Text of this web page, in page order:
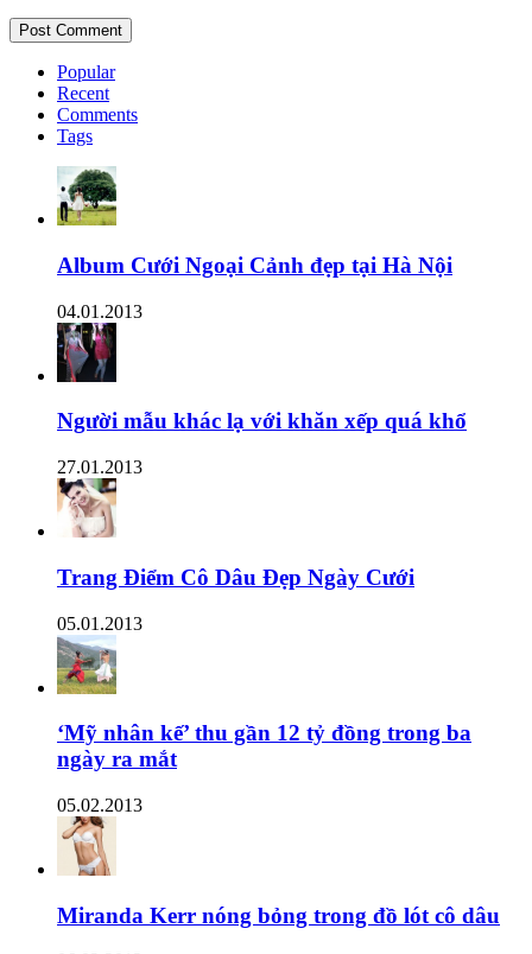
Popular
Recent
Comments
Tags
Album Cưới Ngoại Cảnh đẹp tại Hà Nội
04.01.2013
Người mẫu khác lạ với khăn xếp quá khổ
27.01.2013
Trang Điểm Cô Dâu Đẹp Ngày Cưới
05.01.2013
‘Mỹ nhân kế’ thu gần 12 tỷ đồng trong ba
ngày ra mắt
05.02.2013
Miranda Kerr nóng bỏng trong đồ lót cô dâu